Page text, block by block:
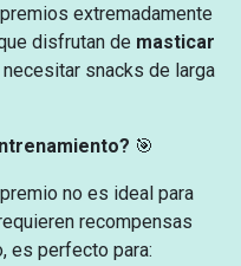
extremadamente
disfrutan de masticar
snacks de larga
🎯
no es ideal para
recompensas
es perfecto para: